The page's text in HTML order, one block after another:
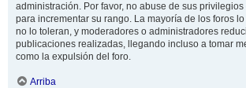
administración. Por favor, no abuse de sus
para incrementar su rango. La mayoría de los foros
no lo toleran, y moderadores o administradores
publicaciones realizadas, llegando incluso a tomar
como la expulsión del foro.
Arriba